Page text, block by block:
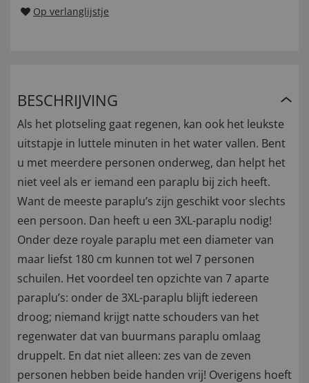
Op verlanglijstje
BESCHRIJVING
Als het plotseling gaat regenen, kan ook het leukste
uitstapje in luttele minuten in het water vallen. Bent
u met meerdere personen onderweg, dan helpt het
niet veel als er iemand een paraplu bij zich heeft.
Want de meeste paraplu’s zijn geschikt voor slechts
een persoon. Dan heeft u een 3XL-paraplu nodig!
Onder deze royale paraplu met een diameter van
maar liefst 180 cm kunnen tot wel 7 personen
schuilen. Het voordeel ten opzichte van 7 aparte
paraplu’s: onder de 3XL-paraplu blijft iedereen
droog; niemand krijgt natte schouders van het
regenwater dat van buurmans paraplu omlaag
druppelt. En dat niet alleen: zes van de zeven
personen hebben beide handen vrij! Overigens hoeft